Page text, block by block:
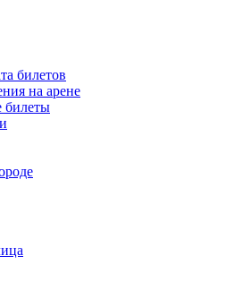
билетов
на арене
билеты